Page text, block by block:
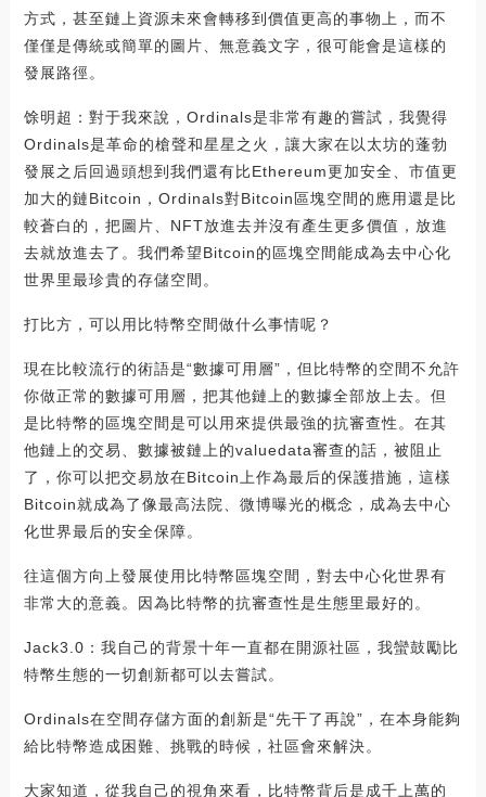
方式，甚至鏈上資源未來會轉移到價值更高的事物上，而不
僅僅是傳統或簡單的圖片、無意義文字，很可能會是這樣的
發展路徑。
馀明超：對于我來說，Ordinals是非常有趣的嘗試，我覺得
Ordinals是革命的槍聲和星星之火，讓大家在以太坊的蓬勃
發展之后回過頭想到我們還有比Ethereum更加安全、市值更
加大的鏈Bitcoin，Ordinals對Bitcoin區塊空間的應用還是比
較蒼白的，把圖片、NFT放進去并沒有產生更多價值，放進
去就放進去了。我們希望Bitcoin的區塊空間能成為去中心化
世界里最珍貴的存儲空間。
打比方，可以用比特幣空間做什么事情呢？
現在比較流行的術語是“數據可用層”，但比特幣的空間不允許
你做正常的數據可用層，把其他鏈上的數據全部放上去。但
是比特幣的區塊空間是可以用來提供最強的抗審查性。在其
他鏈上的交易、數據被鏈上的valuedata審查的話，被阻止
了，你可以把交易放在Bitcoin上作為最后的保護措施，這樣
Bitcoin就成為了像最高法院、微博曝光的概念，成為去中心
化世界最后的安全保障。
往這個方向上發展使用比特幣區塊空間，對去中心化世界有
非常大的意義。因為比特幣的抗審查性是生態里最好的。
Jack3.0：我自己的背景十年一直都在開源社區，我蠻鼓勵比
特幣生態的一切創新都可以去嘗試。
Ordinals在空間存儲方面的創新是“先干了再說”，在本身能夠
給比特幣造成困難、挑戰的時候，社區會來解決。
大家知道，從我自己的視角來看，比特幣背后是成千上萬的